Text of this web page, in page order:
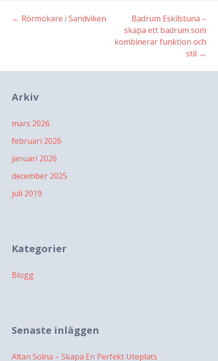
Inläggsnavigering
← Rörmokare i Sandviken
Badrum Eskilstuna –
skapa ett badrum som
kombinerar funktion och
stil →
Arkiv
mars 2026
februari 2026
januari 2026
december 2025
juli 2019
Kategorier
Blogg
Senaste inläggen
Altan Solna – Skapa En Perfekt Uteplats